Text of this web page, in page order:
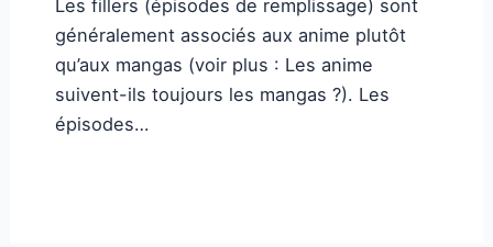
Les fillers (épisodes de remplissage) sont
généralement associés aux anime plutôt
qu’aux mangas (voir plus : Les anime
suivent-ils toujours les mangas ?). Les
épisodes…